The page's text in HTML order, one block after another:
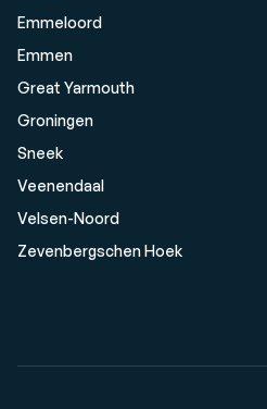
Emmeloord
Emmen
Great Yarmouth
Groningen
Sneek
Veenendaal
Velsen-Noord
Zevenbergschen Hoek